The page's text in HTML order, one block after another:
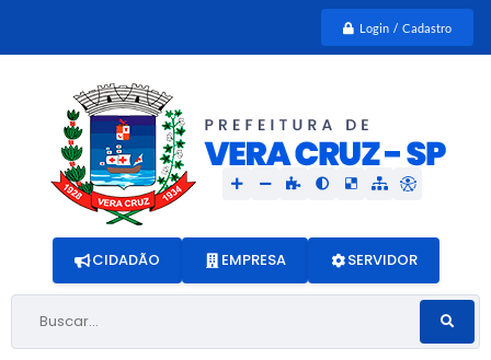
Login / Cadastro
Buscar...
CIDADÃO EMPRESA SERVIDOR